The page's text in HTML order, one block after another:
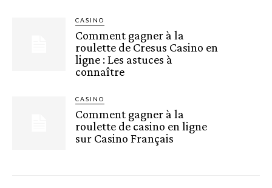
CASINO
Comment gagner à la
roulette de Cresus Casino en
ligne : Les astuces à
connaître
CASINO
Comment gagner à la
roulette de casino en ligne
sur Casino Français